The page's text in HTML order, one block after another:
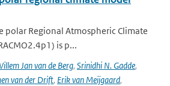
polar Regional Atmospheric Climate
is p...
Jan van de Berg, Srinidhi N. Gadde,
van der Drift, Erik van Meijgaard,